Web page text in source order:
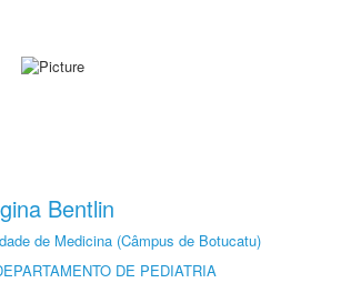
Bentlin
de Medicina (Câmpus de Botucatu)
DE PEDIATRIA